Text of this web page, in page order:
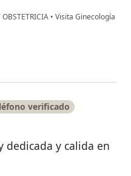
• Visita Ginecología
verificado
dedicada y calida en